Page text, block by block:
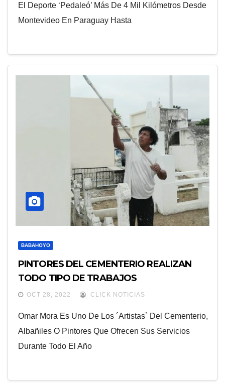
El Deporte ‘pedaleó’ Más De 4 Mil Kilómetros Desde
Montevideo En Paraguay Hasta
BABAHOYO
PINTORES DEL CEMENTERIO REALIZAN
TODO TIPO DE TRABAJOS
OCT 28, 2022 CLICK NOTICIAS
Omar Mora Es Uno De Los ´artistas` Del Cementerio,
Albañiles O Pintores Que Ofrecen Sus Servicios
Durante Todo El Año